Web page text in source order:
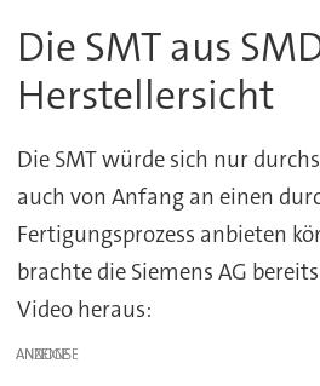
Die SMT aus
Herstellersicht
Die SMT würde sich nur
auch von Anfang an einen
Fertigungsprozess anbieten
brachte die Siemens AG
Video heraus:
ANZEIGE